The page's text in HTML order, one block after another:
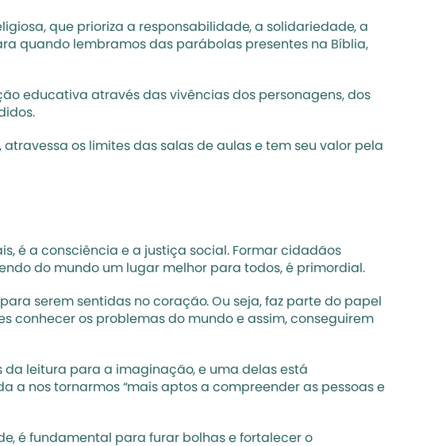
que prioriza a responsabilidade, a solidariedade, a
quando lembramos das parábolas presentes na Bíblia,
educativa através das vivências dos personagens, dos
os limites das salas de aulas e tem seu valor pela
é a consciência e a justiça social. Formar cidadãos
do mundo um lugar melhor para todos, é primordial.
serem sentidas no coração. Ou seja, faz parte do papel
conhecer os problemas do mundo e assim, conseguirem
da leitura para a imaginação, e uma delas está
a nos tornarmos “mais aptos a compreender as pessoas e
é fundamental para furar bolhas e fortalecer o